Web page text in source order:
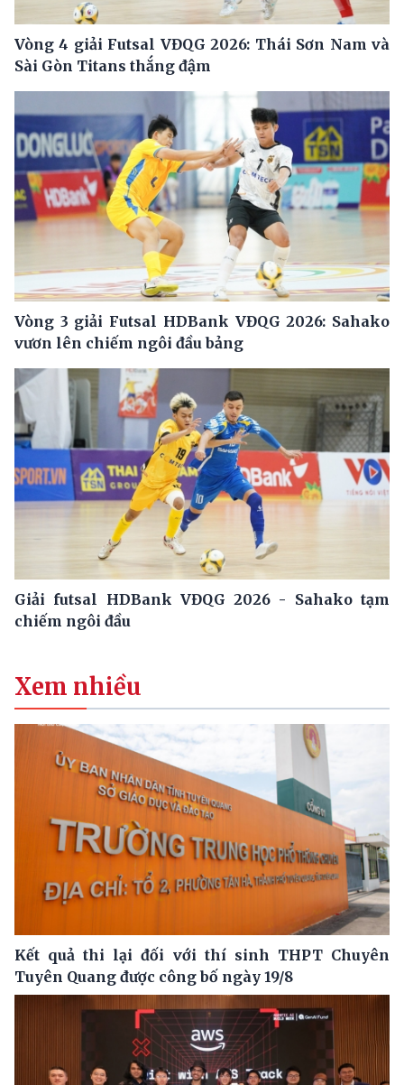
Vòng 4 giải Futsal VĐQG 2026: Thái Sơn Nam và
Sài Gòn Titans thắng đậm
Vòng 3 giải Futsal HDBank VĐQG 2026: Sahako
vươn lên chiếm ngôi đầu bảng
Giải futsal HDBank VĐQG 2026 - Sahako tạm
chiếm ngôi đầu
Xem nhiều
Kết quả thi lại đối với thí sinh THPT Chuyên
Tuyên Quang được công bố ngày 19/8